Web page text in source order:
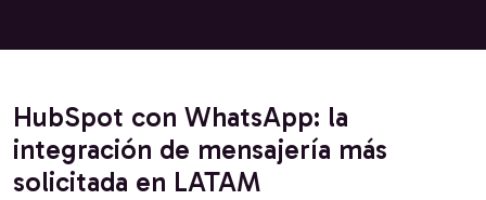
HubSpot con WhatsApp: la
integración de mensajería más
solicitada en LATAM